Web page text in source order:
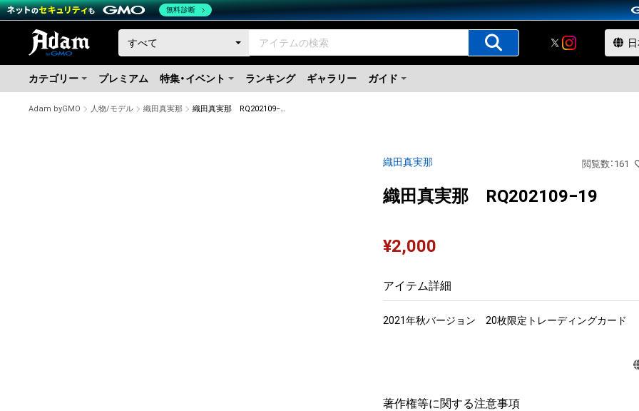
カテゴリー プレミアム 特集・イベント ランキング ギャラリー ガイド
Adam byGMO 人物/モデル 織田真実那 織田真実那 RQ202109−19
織田真実那 閲覧数 ： 161
織田真実那 RQ202109−19
¥2,000
アイテム詳細
2021年秋バージョン　20枚限定トレーディングカード
著作権等に関する注意事項
無料診断